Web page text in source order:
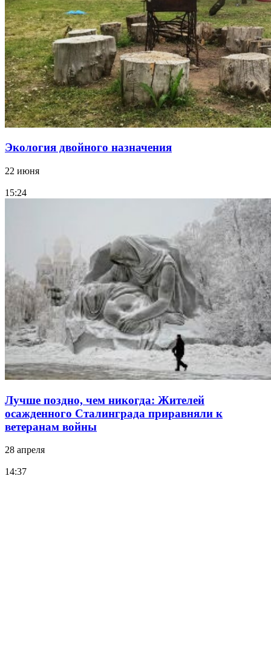
Экология двойного назначения
22 июня
15:24
Лучше поздно, чем никогда: Жителей
осажденного Сталинграда приравняли к
ветеранам войны
28 апреля
14:37